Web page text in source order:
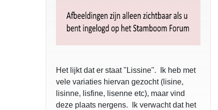
Het lijkt dat er staat "Lissine". Ik heb met
vele variaties hiervan gezocht (lisine,
lisinne, lisfine, lisenne etc), maar vind
deze plaats nergens. Ik verwacht dat het